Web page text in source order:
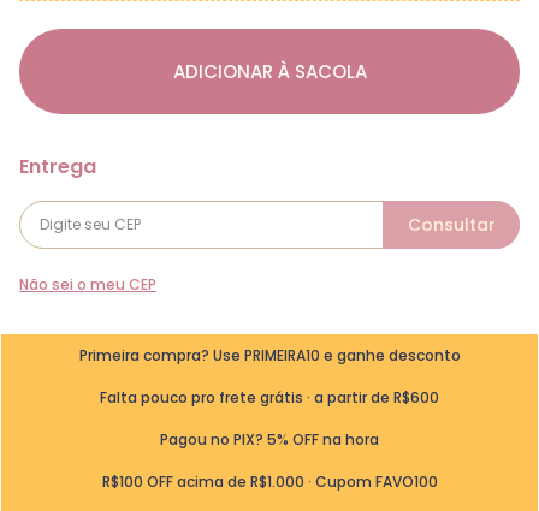
ADICIONAR À SACOLA
Não sei o meu CEP
Primeira compra? Use PRIMEIRA10 e ganhe desconto
Falta pouco pro frete grátis · a partir de R$600
Pagou no PIX? 5% OFF na hora
R$100 OFF acima de R$1.000 · Cupom FAVO100